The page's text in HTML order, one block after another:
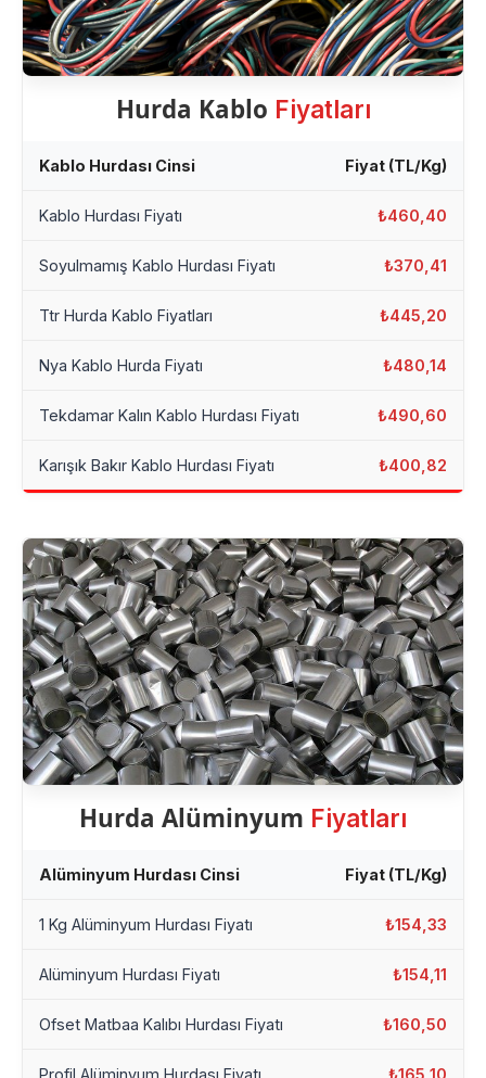
Hurda Kablo Fiyatları
Kablo Hurdası Cinsi Fiyat (TL/Kg)
Kablo Hurdası Fiyatı ₺460,40
Soyulmamış Kablo Hurdası Fiyatı ₺370,41
Ttr Hurda Kablo Fiyatları ₺445,20
Nya Kablo Hurda Fiyatı ₺480,14
Tekdamar Kalın Kablo Hurdası Fiyatı ₺490,60
Karışık Bakır Kablo Hurdası Fiyatı ₺400,82
Hurda Alüminyum Fiyatları
Alüminyum Hurdası Cinsi Fiyat (TL/Kg)
1 Kg Alüminyum Hurdası Fiyatı ₺154,33
Alüminyum Hurdası Fiyatı ₺154,11
Ofset Matbaa Kalıbı Hurdası Fiyatı ₺160,50